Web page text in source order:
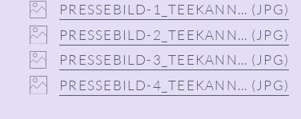
PRESSEBILD-1_TEEKANN... (JPG)
PRESSEBILD-2_TEEKANN... (JPG)
PRESSEBILD-3_TEEKANN... (JPG)
PRESSEBILD-4_TEEKANN... (JPG)